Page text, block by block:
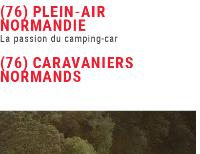
(76) PLEIN-AIR
NORMANDIE
La passion du camping-car
(76) CARAVANIERS
NORMANDS